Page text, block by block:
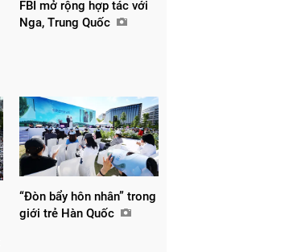
FBI mở rộng hợp tác với
Nga, Trung Quốc
“Đòn bẩy hôn nhân” trong
giới trẻ Hàn Quốc